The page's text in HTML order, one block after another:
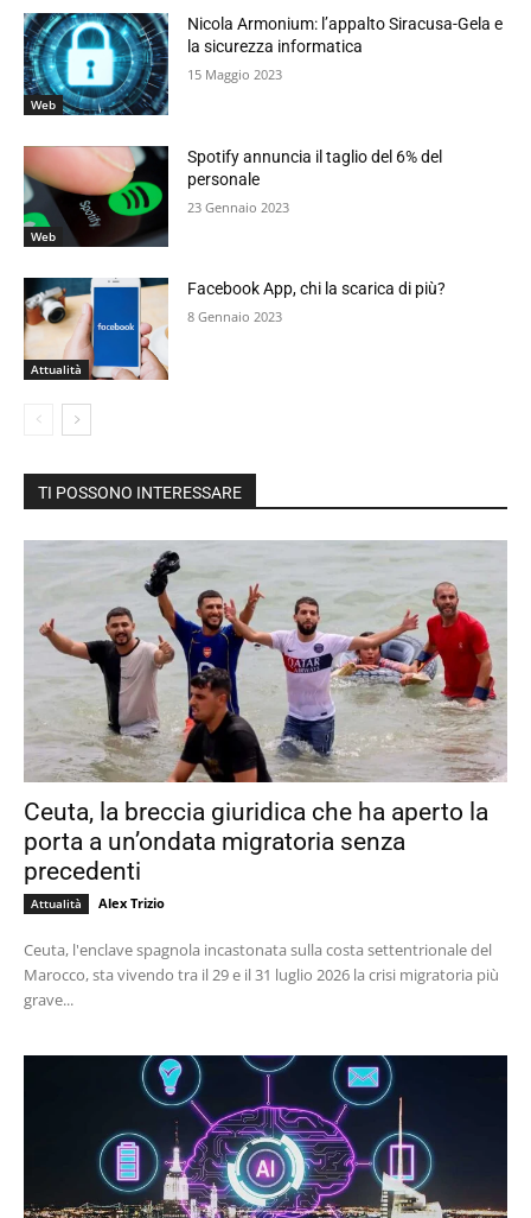
Web
Nicola Armonium: l’appalto Siracusa-Gela e
la sicurezza informatica
15 Maggio 2023
Web
Spotify annuncia il taglio del 6% del
personale
23 Gennaio 2023
Attualità
Facebook App, chi la scarica di più?
8 Gennaio 2023
TI POSSONO INTERESSARE
Ceuta, la breccia giuridica che ha aperto la
porta a un’ondata migratoria senza
precedenti
Attualità Alex Trizio
Ceuta, l'enclave spagnola incastonata sulla costa settentrionale del
Marocco, sta vivendo tra il 29 e il 31 luglio 2026 la crisi migratoria più
grave...